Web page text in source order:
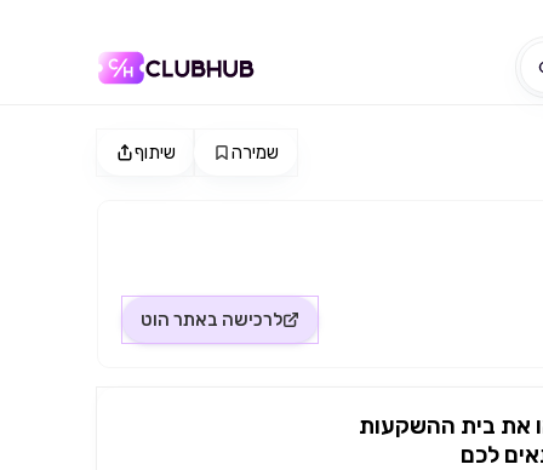
שיתוף שמירה
לרכישה באתר הוט
את בית ההשקעות
לכם